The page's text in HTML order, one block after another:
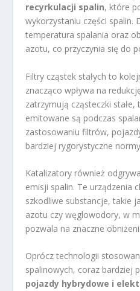
recyrkulacji spalin, które
wykorzystaniu części spalin.
temperatura spalania oraz
azotu, co przyczynia się do
Filtry cząstek stałych to
znacząco wpływa na
zatrzymują cząsteczki
emitowane są podczas
zastosowaniu filtrów,
bardziej rygorystyczne
Katalizatory również
emisji spalin. Te urządzenia
szkodliwe substancje, takie
azotu czy węglowodory, w
pozwala na znaczne
Oprócz technologii
spalinowych, coraz bardziej
pojazdy hybrydowe i